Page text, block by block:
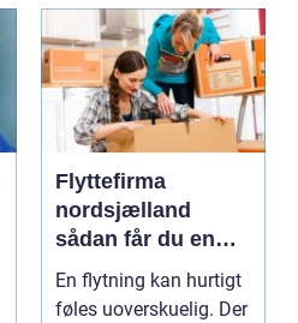
Flyttefirma
nordsjælland
sådan får du en
tryg og effektiv
flytning
En flytning kan hurtigt
føles uoverskuelig. Der